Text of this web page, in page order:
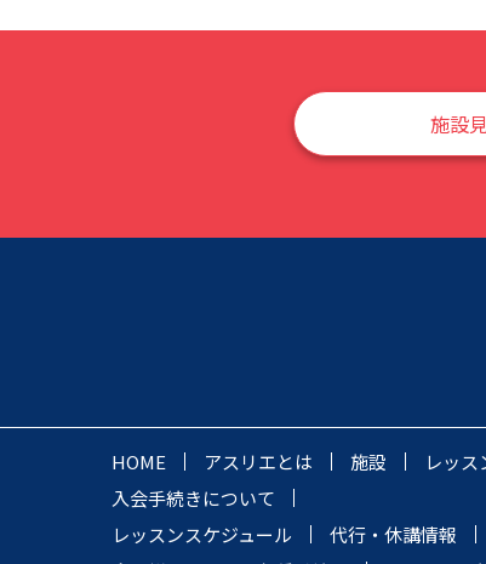
施設
HOME アスリエとは 施設 レッス
入会手続きについて
レッスンスケジュール
代行・休講情報